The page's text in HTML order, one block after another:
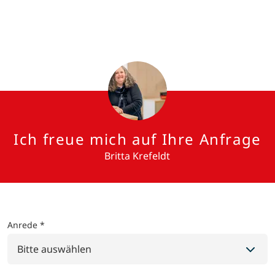
Ich freue mich auf Ihre Anfrage
Britta Krefeldt
Anrede *
Bitte auswählen